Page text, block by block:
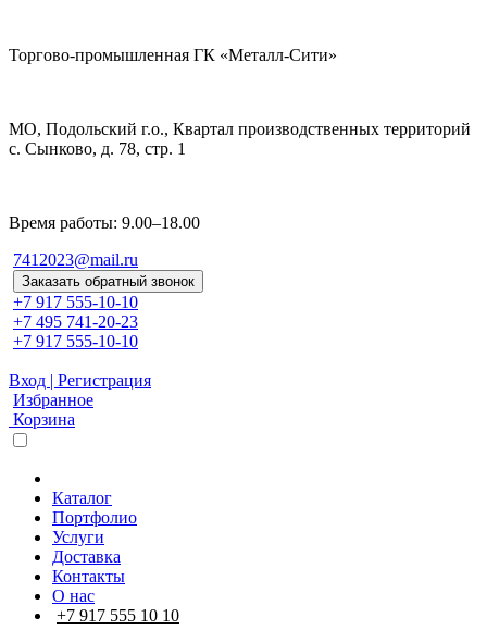
Торгово-промышленная ГК «Металл-Сити»
МО, Подольский г.о., Квартал производственных территорий
с. Сынково, д. 78, стр. 1
Время работы: 9.00–18.00
7412023@mail.ru
Заказать обратный звонок
+7 917 555-10-10
+7 495 741-20-23
+7 917 555-10-10
Вход | Регистрация
Избранное
Корзина
Каталог
Портфолио
Услуги
Доставка
Контакты
О нас
+7 917 555 10 10